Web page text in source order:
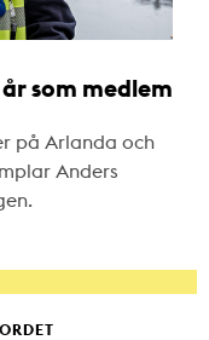
som medlem
på Arlanda och
Anders